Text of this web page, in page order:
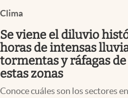
Espiritual
Streaming
Clima
Se viene el diluvio
horas de intensas
tormentas y ráfagas
estas zonas
Conoce cuáles son los sectores